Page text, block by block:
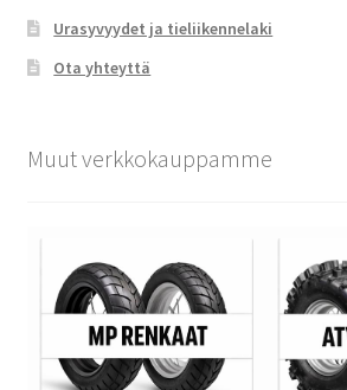
Urasyvyydet ja tieliikennelaki
Ota yhteyttä
Muut verkkokauppamme